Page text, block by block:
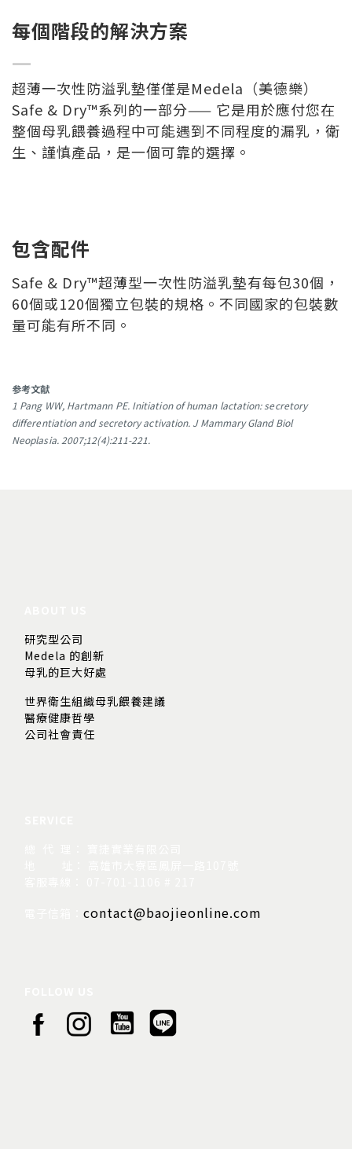
每個階段的解決方案
—
超薄一次性防溢乳墊僅僅是Medela（美德樂）
Safe & Dry™系列的一部分—— 它是用於應付您在
整個母乳餵養過程中可能遇到不同程度的漏乳，衛
生、謹慎產品，是一個可靠的選擇。
包含配件
Safe & Dry™超薄型一次性防溢乳墊有每包30個，
60個或120個獨立包裝的規格。不同國家的包裝數
量可能有所不同。
参考文献
1 Pang WW, Hartmann PE. Initiation of human lactation: secretory
differentiation and secretory activation. J Mammary Gland Biol
Neoplasia. 2007;12(4):211-221.
研究型公司
Medela 的創新
母乳的巨大好處
世界衛生組織母乳餵養建議
醫療健康哲學
公司社會責任
contact@baojieonline.com